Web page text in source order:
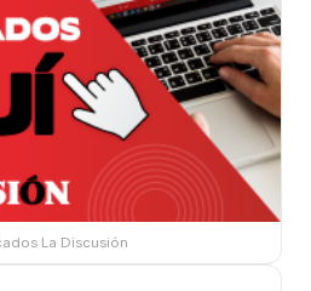
La Discusión